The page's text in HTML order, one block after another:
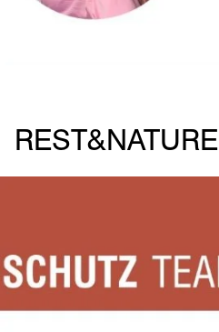
REST&NATURE